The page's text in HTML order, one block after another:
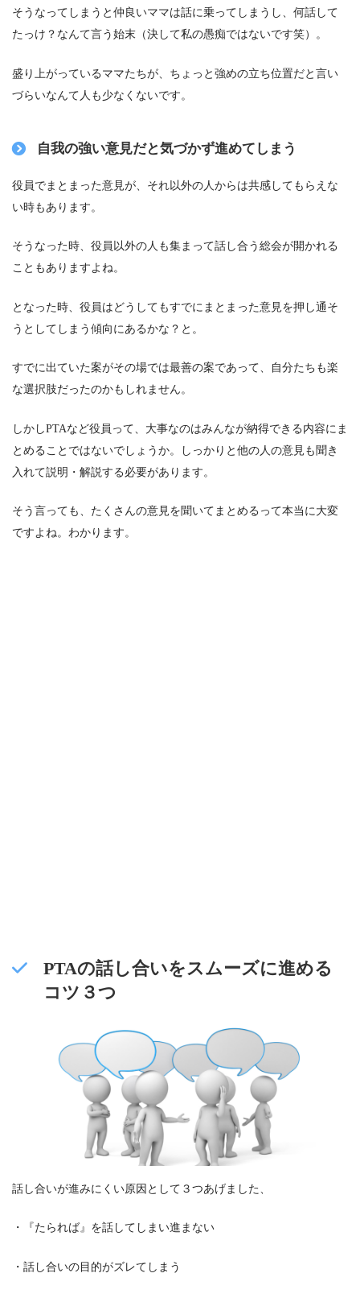
そうなってしまうと仲良いママは話に乗ってしまうし、 何話して
たっけ？なんて言う始末 （決して私の愚痴ではないです笑）。
盛り上がっているママたちが、ちょっと強めの立ち位置だと言い
づらいなんて人も少なくないです。
自我の強い意見だと気づかず進めてしまう
役員でまとまった意見が、それ以外の人からは共感してもらえな
い時もあります。
そうなった時、役員以外の人も集まって話し合う総会が開かれる
こともありますよね。
となった時、役員はどうしてもすでにまとまった意見を押し通そ
うとしてしまう傾向にあるかな？と。
すでに出ていた案がその場では最善の案であって、
自分たちも楽
な選択肢だったのかも しれません。
しかしPTAなど役員って、 大事なのはみんなが納得できる内容にま
とめること ではないでしょうか。しっかりと他の人の意見も聞き
入れて説明・解説する必要があります。
そう言っても、たくさんの意見を聞いてまとめるって本当に大変
ですよね。わかります。
PTAの話し合いをスムーズに進める
コツ３つ
話し合いが進みにくい原因として３つあげました、
・『たられば』を話してしまい進まない
・話し合いの目的がズレてしまう